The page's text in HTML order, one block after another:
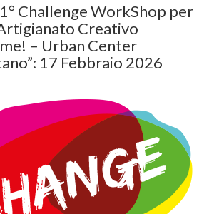
Challenge WorkShop per
Creativo
– Urban Center
17 Febbraio 2026